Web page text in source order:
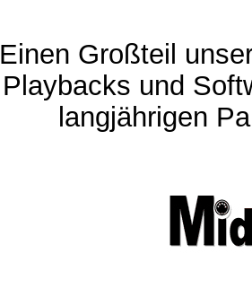
Einen Großteil
Playbacks und
langjährigen